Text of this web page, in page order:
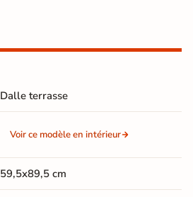
Dalle terrasse
Voir ce modèle en intérieur
59,5x89,5 cm